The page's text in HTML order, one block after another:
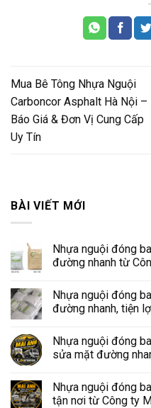
Mua Bê Tông Nhựa Nguội
Carboncor Asphalt Hà Nội –
Báo Giá & Đơn Vị Cung Cấp
Uy Tín
BÀI VIẾT MỚI
Nhựa nguội đóng
đường nhanh từ
Nhựa nguội đóng
đường nhanh, tiện
Nhựa nguội đóng
sửa mặt đường
Nhựa nguội đóng
tận nơi từ Công ty